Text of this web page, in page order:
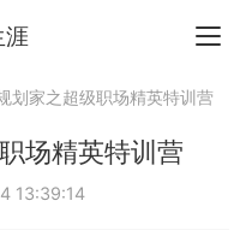
涯
划家之超级职场精英特训营
场精英特训营
13:39:14